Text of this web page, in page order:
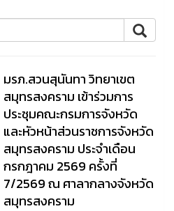
มรภ.สวนสุนันทา วิทยาเขต
สมุทรสงคราม เข้าร่วมการ
ประชุมคณะกรมการจังหวัด
และหัวหน้าส่วนราชการจังหวัด
สมุทรสงคราม ประจำเดือน
กรกฎาคม 2569 ครั้งที่
7/2569 ณ ศาลากลางจังหวัด
สมุทรสงคราม